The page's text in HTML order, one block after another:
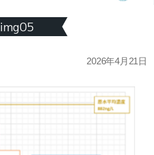
img05
2026年4月21日